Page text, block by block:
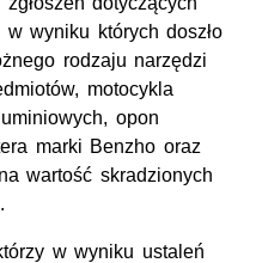
wyniku których doszło
rodzaju narzędzi
motocykla
opon
marki Benzho oraz
wartość skradzionych
w wyniku ustaleń